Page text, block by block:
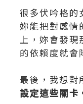
很多伏吟格的
妳能把對感情
上，妳會發
的依賴度就會
最後，我想對
設定這些關卡